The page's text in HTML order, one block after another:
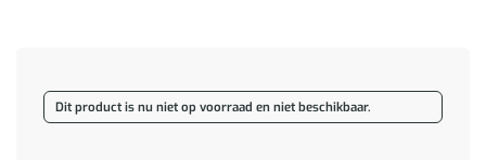
Dit product is nu niet op voorraad en niet beschikbaar.